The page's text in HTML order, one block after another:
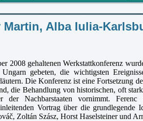
Martin, Alba Iulia-
2008 gehaltenen Werkstattkonferenz
gebeten, die wichtigsten
Die Konferenz ist eine Fortsetzung
die Behandlung von historischen, oft
der Nachbarstaaten vornimmt.
Vortrag über die grundlegende
Zoltán Szász, Horst Haselsteiner und